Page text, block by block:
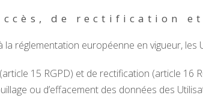
de rectification et
la réglementation européenne en vigueur, les
15 RGPD) et de rectification (article 16
ou d’effacement des données des